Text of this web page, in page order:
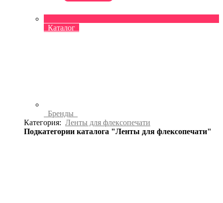
Каталог
Бренды
Категория: Ленты для флексопечати
Подкатегории каталога "Ленты для флексопечати"